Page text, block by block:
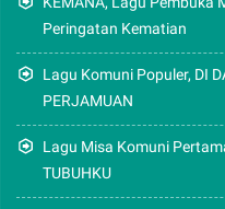
Peringatan Kematian
Lagu Komuni Populer, DI
PERJAMUAN
Lagu Misa Komuni
TUBUHKU